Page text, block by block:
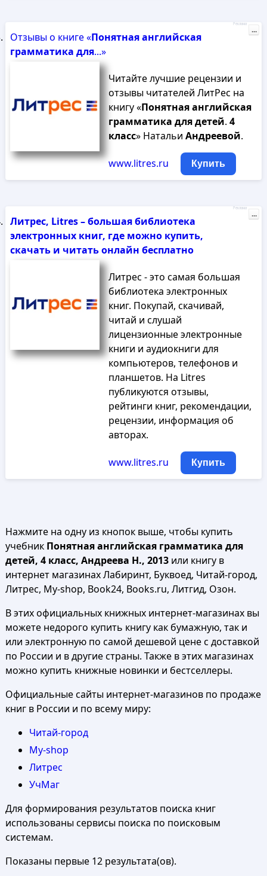
Отзывы о книге «Понятнаяанглийская
грамматика для...»
Читайте лучшие рецензии и
отзывы читателей ЛитРес на
книгу «Понятнаяанглийская
грамматика длядетей. 4
класс» Натальи Андреевой.
www.litres.ru Купить
Реклама
...
Литрес, Litres – большая библиотека
электронных книг, где можно купить,
скачать и читать онлайн бесплатно
Литрес - это самая большая
библиотека электронных
книг. Покупай, скачивай,
читай и слушай
лицензионные электронные
книги и аудиокниги для
компьютеров, телефонов и
планшетов. На Litres
публикуются отзывы,
рейтинги книг, рекомендации,
рецензии, информация об
авторах.
www.litres.ru Купить
Реклама
...
Нажмите на одну из кнопок выше, чтобы купить
учебник Понятная английская грамматика для
детей, 4 класс, Андреева Н., 2013или книгу в
интернет магазинах Лабиринт, Буквоед, Читай-город,
Литрес, My-shop, Book24, Books.ru, Литгид, Озон.
В этих официальных книжных интернет-магазинах вы
можете недорого купить книгу как бумажную, так и
или электронную по самой дешевой цене с доставкой
по России и в другие страны. Также в этих магазинах
можно купить книжные новинки и бестселлеры.
Официальные сайты интернет-магазинов по продаже
книг в России и по всему миру:
Читай-город
My-shop
Литрес
УчМаг
Для формирования результатов поиска книг
использованы сервисы поиска по поисковым
системам.
Показаны первые 12 результата(ов).